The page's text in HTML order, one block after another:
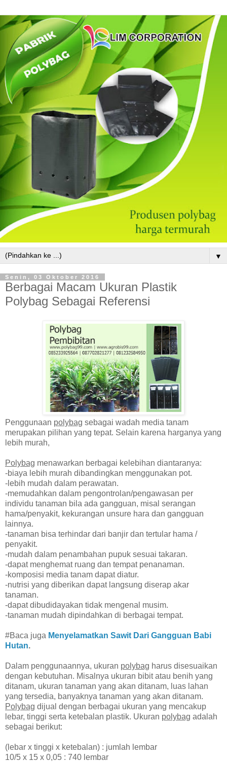
▼
Senin, 03 Oktober 2016
Berbagai Macam Ukuran Plastik
Polybag Sebagai Referensi
Penggunaan polybag sebagai wadah media tanam
merupakan pilihan yang tepat. Selain karena harganya yang
lebih murah,
Polybag menawarkan berbagai kelebihan diantaranya:
-biaya lebih murah dibandingkan menggunakan pot.
-lebih mudah dalam perawatan.
-memudahkan dalam pengontrolan/pengawasan per
individu tanaman bila ada gangguan, misal serangan
hama/penyakit, kekurangan unsure hara dan gangguan
lainnya.
-tanaman bisa terhindar dari banjir dan tertular hama /
penyakit.
-mudah dalam penambahan pupuk sesuai takaran.
-dapat menghemat ruang dan tempat penanaman.
-komposisi media tanam dapat diatur.
-nutrisi yang diberikan dapat langsung diserap akar
tanaman.
-dapat dibudidayakan tidak mengenal musim.
-tanaman mudah dipindahkan di berbagai tempat.
#Baca juga Menyelamatkan Sawit Dari Gangguan Babi
Hutan.
Dalam penggunaannya, ukuran polybag harus disesuaikan
dengan kebutuhan. Misalnya ukuran bibit atau benih yang
ditanam, ukuran tanaman yang akan ditanam, luas lahan
yang tersedia, banyaknya tanaman yang akan ditanam.
Polybag dijual dengan berbagai ukuran yang mencakup
lebar, tinggi serta ketebalan plastik. Ukuran polybag adalah
sebagai berikut:
(lebar x tinggi x ketebalan) : jumlah lembar
10/5 x 15 x 0,05 : 740 lembar